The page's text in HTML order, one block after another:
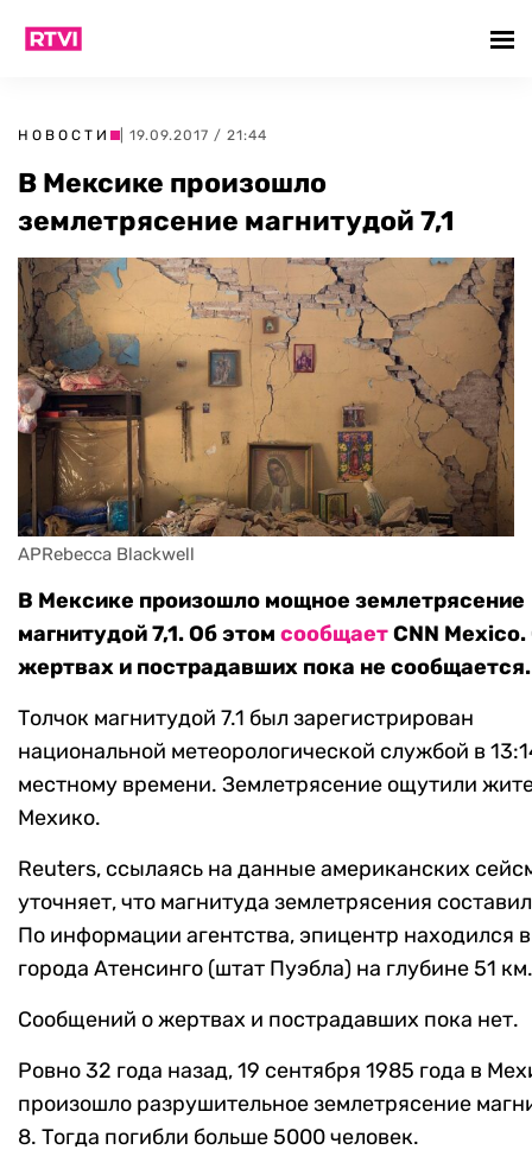
НОВОСТИ | 19.09.2017 / 21:44
В Мексике произошло
землетрясение магнитудой 7,1
APRebecca Blackwell
В Мексике произошло мощное землетрясение
магнитудой 7,1. Об этом сообщаетCNN Mexico.
жертвах и пострадавших пока не сообщается.
Толчок магнитудой 7.1 был зарегистрирован
национальной метеорологической службой в
местному времени. Землетрясение ощутили
Мехико.
Reuters, ссылаясь на данные американских
уточняет, что магнитуда землетрясения
По информации агентства, эпицентр находился
города Атенсинго (штат Пуэбла) на глубине 51 км.
Сообщений о жертвах и пострадавших пока нет.
Ровно 32 года назад, 19 сентября 1985 года в
произошло разрушительное землетрясение
8. Тогда погибли больше 5000 человек.